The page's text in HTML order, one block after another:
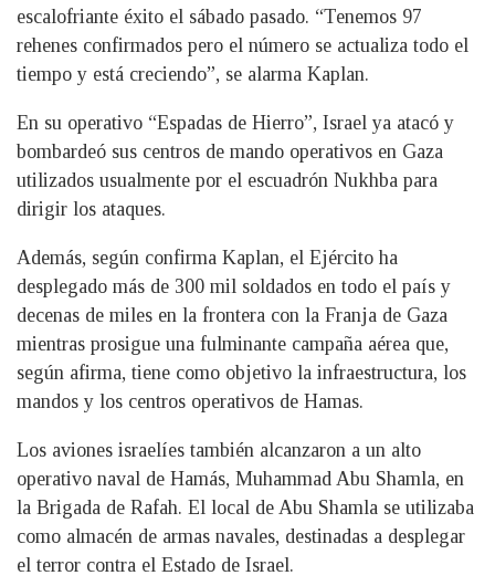
escalofriante éxito el sábado pasado. “Tenemos 97
rehenes confirmados pero el número se actualiza todo el
tiempo y está creciendo”, se alarma Kaplan.
En su operativo “Espadas de Hierro”, Israel ya atacó y
bombardeó sus centros de mando operativos en Gaza
utilizados usualmente por el escuadrón Nukhba para
dirigir los ataques.
Además, según confirma Kaplan, el Ejército ha
desplegado más de 300 mil soldados en todo el país y
decenas de miles en la frontera con la Franja de Gaza
mientras prosigue una fulminante campaña aérea que,
según afirma, tiene como objetivo la infraestructura, los
mandos y los centros operativos de Hamas.
Los aviones israelíes también alcanzaron a un alto
operativo naval de Hamás, Muhammad Abu Shamla, en
la Brigada de Rafah. El local de Abu Shamla se utilizaba
como almacén de armas navales, destinadas a desplegar
el terror contra el Estado de Israel.